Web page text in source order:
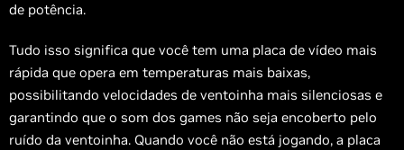
de potência.
Tudo isso significa que você tem uma placa de vídeo mais
rápida que opera em temperaturas mais baixas,
possibilitando velocidades de ventoinha mais silenciosas e
garantindo que o som dos games não seja encoberto pelo
ruído da ventoinha. Quando você não está jogando, a placa